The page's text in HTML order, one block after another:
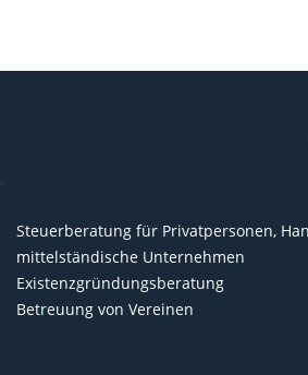
Steuerberatung für Privatpersonen,
mittelständische Unternehmen
Existenzgründungsberatung
Betreuung von Vereinen